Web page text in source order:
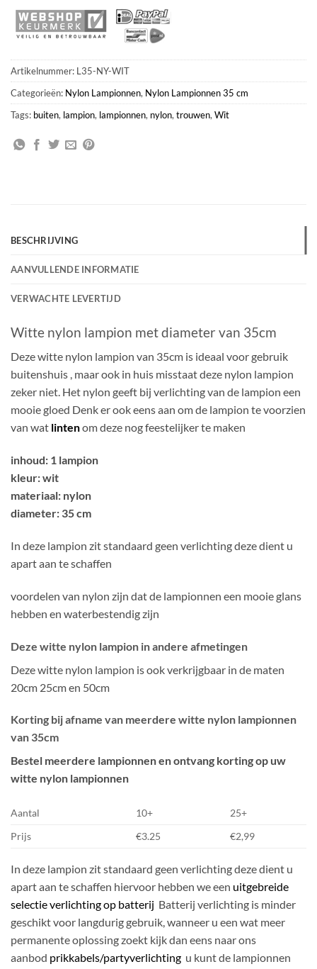
Artikelnummer: L35-NY-WIT
Categorieën: Nylon Lampionnen, Nylon Lampionnen 35 cm
Tags: buiten, lampion, lampionnen, nylon, trouwen, Wit
BESCHRIJVING
AANVULLENDE INFORMATIE
VERWACHTE LEVERTIJD
Witte nylon lampion met diameter van 35cm
Deze witte nylon lampion van 35cm is ideaal voor gebruik
buitenshuis , maar ook in huis misstaat deze nylon lampion
zeker niet. Het nylon geeft bij verlichting van de lampion een
mooie gloed Denk er ook eens aan om de lampion te voorzien
van wat lintenom deze nog feestelijker te maken
inhoud: 1 lampion
kleur: wit
materiaal: nylon
diameter: 35 cm
In deze lampion zit standaard geen verlichting deze dient u
apart aan te schaffen
voordelen van nylon zijn dat de lampionnen een mooie glans
hebben en waterbestendig zijn
Deze witte nylon lampion in andere afmetingen
Deze witte nylon lampion is ook verkrijgbaar in de maten
20cm 25cm en 50cm
Korting bij afname van meerdere witte nylon lampionnen
van 35cm
Bestel meerdere lampionnen en ontvang korting op uw
witte nylon lampionnen
Aantal 10+
25+
Prijs
€3.25 €2,99
In deze lampion zit standaard geen verlichting deze dient u
apart aan te schaffen hiervoor hebben we een uitgebreide
selectie verlichting op batterij Batterij verlichting is minder
geschikt voor langdurig gebruik, wanneer u een wat meer
permanente oplossing zoekt kijk dan eens naar ons
aanbod prikkabels/partyverlichting u kunt de lampionnen